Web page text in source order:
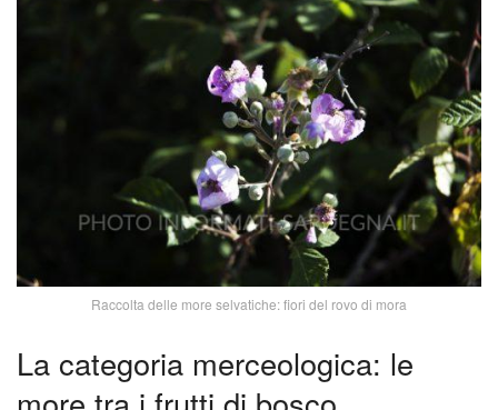
Raccolta delle more selvatiche: fiori del rovo di mora
La categoria merceologica: le